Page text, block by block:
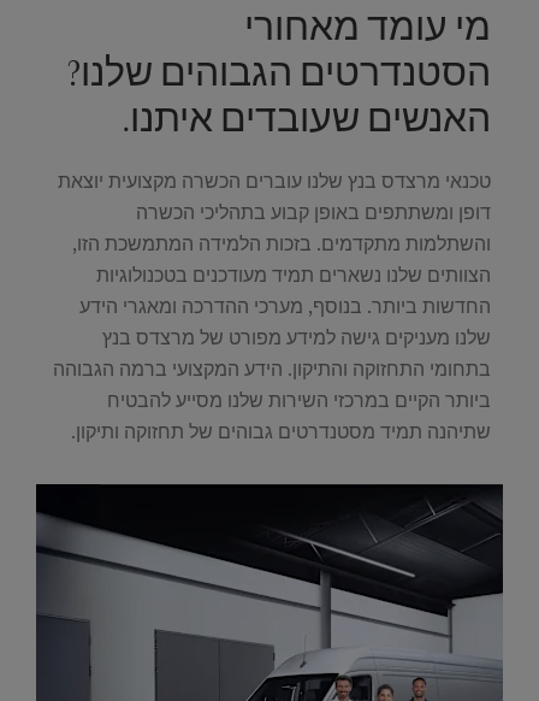
מי עומד מאחורי
הסטנדרטים הגבוהים שלנו?
האנשים שעובדים איתנו.
טכנאי מרצדס בנץ שלנו עוברים הכשרה מקצועית יוצאת
דופן ומשתתפים באופן קבוע בתהליכי הכשרה
והשתלמות מתקדמים. בזכות הלמידה המתמשכת הזו,
הצוותים שלנו נשארים תמיד מעודכנים בטכנולוגיות
החדשות ביותר. בנוסף, מערכי ההדרכה ומאגרי הידע
שלנו מעניקים גישה למידע מפורט של מרצדס בנץ
בתחומי התחזוקה והתיקון. הידע המקצועי ברמה הגבוהה
ביותר הקיים במרכזי השירות שלנו מסייע להבטיח
שתיהנה תמיד מסטנדרטים גבוהים של תחזוקה ותיקון.